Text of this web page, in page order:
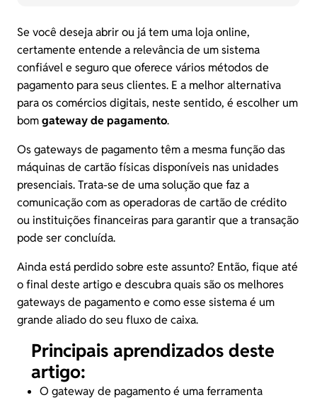
Se você deseja abrir ou já tem uma loja online,
certamente entende a relevância de um sistema
confiável e seguro que oferece vários métodos de
pagamento para seus clientes. E a melhor alternativa
para os comércios digitais, neste sentido, é escolher um
bomgateway de pagamento.
Os gateways de pagamento têm a mesma função das
máquinas de cartão físicas disponíveis nas unidades
presenciais. Trata-se de uma solução que faz a
comunicação com as operadoras de cartão de crédito
ou instituições financeiras para garantir que a transação
pode ser concluída.
Ainda está perdido sobre este assunto? Então, fique até
o final deste artigo e descubra quais são os melhores
gateways de pagamento e como esse sistema é um
grande aliado do seu fluxo de caixa.
Principais aprendizados deste
artigo:
O gateway de pagamento é uma ferramenta